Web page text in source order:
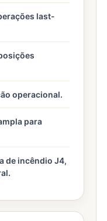
last-
operacional.
para
de incêndio J4,